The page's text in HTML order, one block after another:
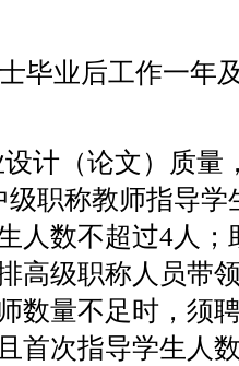
毕业后工作一年
计（论文）质量
职称教师指导
人数不超过4人
高级职称人员带
数量不足时，须
首次指导学生人